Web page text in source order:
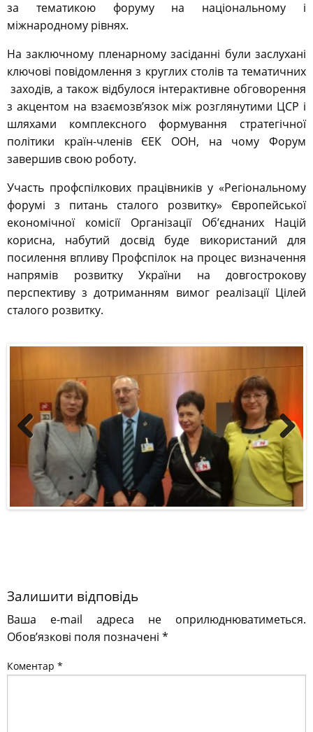
за тематикою форуму на національному і
міжнародному рівнях.
На заключному пленарному засіданні були заслухані
ключові повідомлення з круглих столів та тематичних
заходів, а також відбулося інтерактивне обговорення
з акцентом на взаємозв’язок між розглянутими ЦСР і
шляхами комплексного формування стратегічної
політики країн-членів ЄЕК ООН, на чому Форум
завершив свою роботу.
Участь профспілкових працівників у «Регіональному
форумі з питань сталого розвитку» Європейської
економічної комісії Організації Об’єднаних Націй
корисна, набутий досвід буде використаний для
посилення впливу Профспілок на процес визначення
напрямів розвитку України на довгострокову
перспективу з дотриманням вимог реалізації Цілей
сталого розвитку.
Previous Next